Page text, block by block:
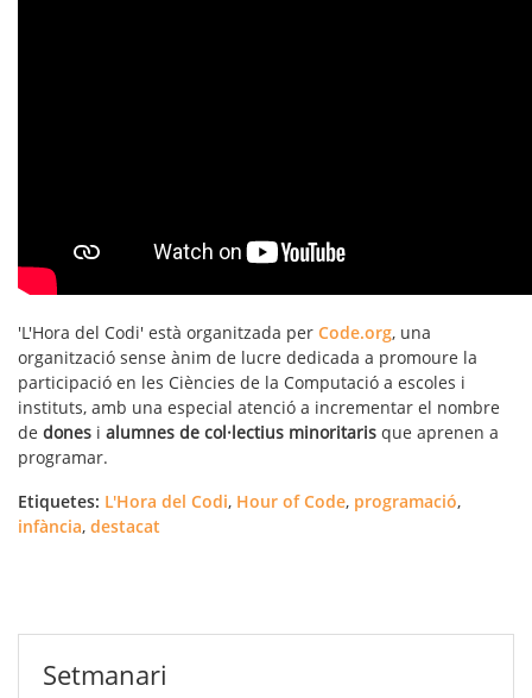
'L'Hora del Codi' està organitzada per Code.org, una
organització sense ànim de lucre dedicada a promoure la
participació en les Ciències de la Computació a escoles i
instituts, amb una especial atenció a incrementar el nombre
de dones i alumnes de col·lectius minoritaris que aprenen a
programar.
Etiquetes: L'Hora del Codi, Hour of Code, programació,
infància, destacat
Setmanari